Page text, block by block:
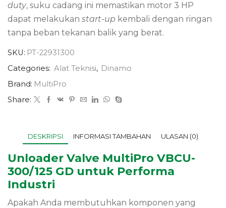
duty, suku cadang ini memastikan motor 3 HP
dapat melakukan start-up kembali dengan ringan
tanpa beban tekanan balik yang berat.
SKU: PT-22931300
Categories: Alat Teknisi, Dinamo
Brand: MultiPro
Share:
DESKRIPSI INFORMASI TAMBAHAN ULASAN (0)
Unloader Valve MultiPro VBCU-
300/125 GD untuk Performa
Industri
Apakah Anda membutuhkan komponen yang